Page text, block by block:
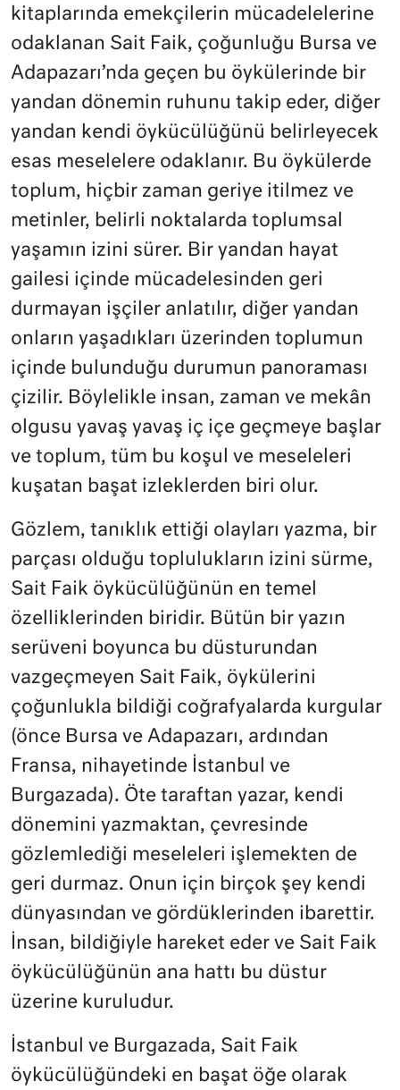
kitaplarında emekçilerin mücadelelerine
odaklanan Sait Faik, çoğunluğu Bursa ve
Adapazarı’nda geçen bu öykülerinde bir
yandan dönemin ruhunu takip eder, diğer
yandan kendi öykücülüğünü belirleyecek
esas meselelere odaklanır. Bu öykülerde
toplum, hiçbir zaman geriye itilmez ve
metinler, belirli noktalarda toplumsal
yaşamın izini sürer. Bir yandan hayat
gailesi içinde mücadelesinden geri
durmayan işçiler anlatılır, diğer yandan
onların yaşadıkları üzerinden toplumun
içinde bulunduğu durumun panoraması
çizilir. Böylelikle insan, zaman ve mekân
olgusu yavaş yavaş iç içe geçmeye başlar
ve toplum, tüm bu koşul ve meseleleri
kuşatan başat izleklerden biri olur.
Gözlem, tanıklık ettiği olayları yazma, bir
parçası olduğu toplulukların izini sürme,
Sait Faik öykücülüğünün en temel
özelliklerinden biridir. Bütün bir yazın
serüveni boyunca bu düsturundan
vazgeçmeyen Sait Faik, öykülerini
çoğunlukla bildiği coğrafyalarda kurgular
(önce Bursa ve Adapazarı, ardından
Fransa, nihayetinde İstanbul ve
Burgazada). Öte taraftan yazar, kendi
dönemini yazmaktan, çevresinde
gözlemlediği meseleleri işlemekten de
geri durmaz. Onun için birçok şey kendi
dünyasından ve gördüklerinden ibarettir.
İnsan, bildiğiyle hareket eder ve Sait Faik
öykücülüğünün ana hattı bu düstur
üzerine kuruludur.
İstanbul ve Burgazada, Sait Faik
öykücülüğündeki en başat öğe olarak